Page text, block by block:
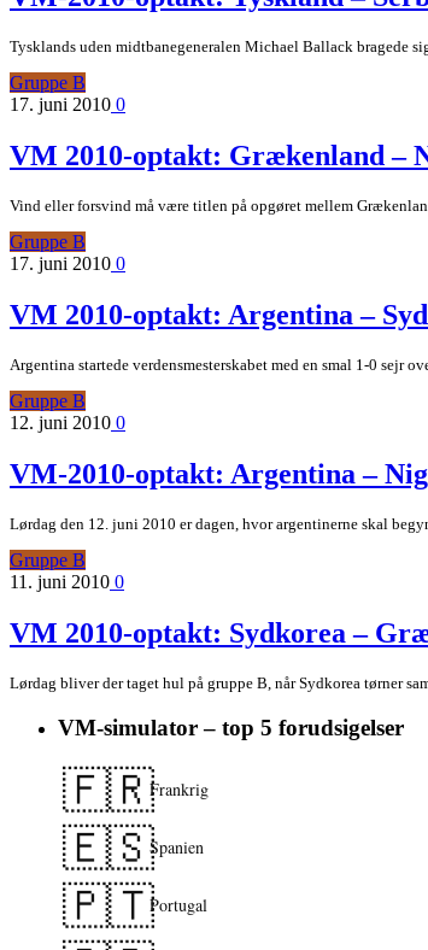
Tysklands uden midtbanegeneralen Michael Ballack bragede
Gruppe B
17. juni 2010 0
VM 2010-optakt: Grækenland –
Vind eller forsvind må være titlen på opgøret mellem
Gruppe B
17. juni 2010 0
VM 2010-optakt: Argentina –
Argentina startede verdensmesterskabet med en smal 1-0 sejr
Gruppe B
12. juni 2010 0
VM-2010-optakt: Argentina –
Lørdag den 12. juni 2010 er dagen, hvor argentinerne skal
Gruppe B
11. juni 2010 0
VM 2010-optakt: Sydkorea –
Lørdag bliver der taget hul på gruppe B, når Sydkorea tørner
VM-simulator – top 5 forudsigelser
🇫🇷Frankrig
🇪🇸Spanien
🇵🇹Portugal